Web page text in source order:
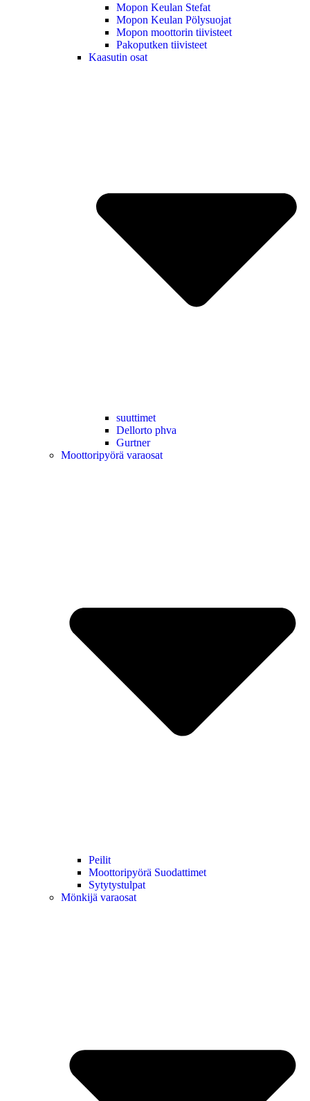
Mopon Keulan Stefat
Mopon Keulan Pölysuojat
Mopon moottorin tiivisteet
Pakoputken tiivisteet
Kaasutin osat
suuttimet
Dellorto phva
Gurtner
Moottoripyörä varaosat
Peilit
Moottoripyörä Suodattimet
Sytytystulpat
Mönkijä varaosat